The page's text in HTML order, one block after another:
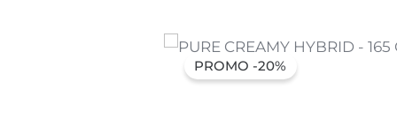
PROMO -20%